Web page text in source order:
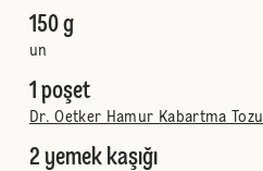
150 g
un
1 poşet
Dr. Oetker Hamur Kabartma Tozu
2 yemek kaşığı